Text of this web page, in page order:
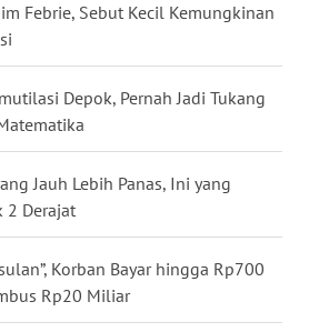
Febrie, Sebut Kecil Kemungkinan
Depok, Pernah Jadi Tukang
Jauh Lebih Panas, Ini yang
2 Derajat
Korban Bayar hingga Rp700
Rp20 Miliar